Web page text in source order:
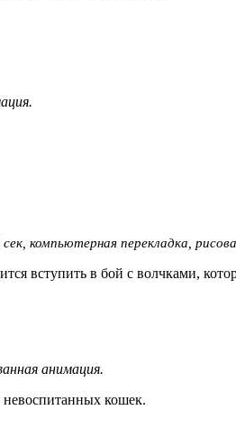
компьютерная перекладка,
вступить в бой с волчками,
анимация.
кошек.